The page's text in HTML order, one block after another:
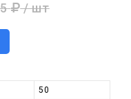
/ шт
50